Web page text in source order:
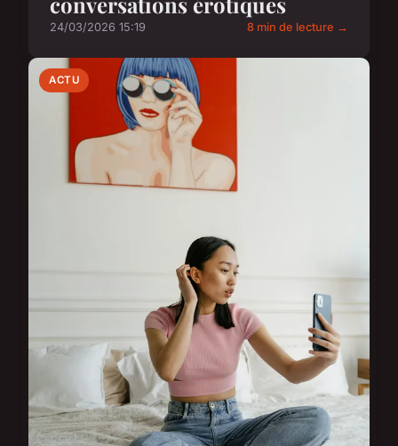
24/03/2026 15:19 8 min de lecture →
ACTU